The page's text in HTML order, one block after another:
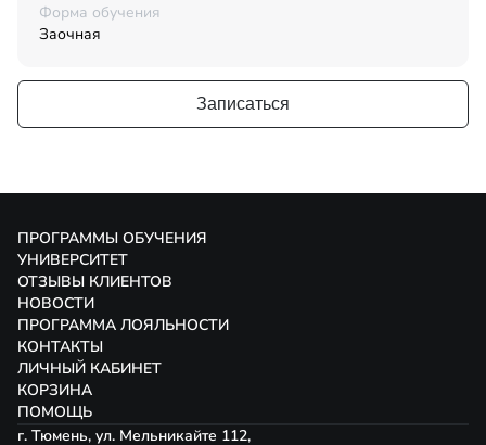
Форма обучения
Заочная
Записаться
ПРОГРАММЫ ОБУЧЕНИЯ
УНИВЕРСИТЕТ
ОТЗЫВЫ КЛИЕНТОВ
НОВОСТИ
ПРОГРАММА ЛОЯЛЬНОСТИ
КОНТАКТЫ
ЛИЧНЫЙ КАБИНЕТ
КОРЗИНА
ПОМОЩЬ
г. Тюмень, ул. Мельникайте 112,